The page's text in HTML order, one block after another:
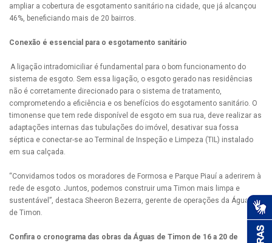
ampliar a cobertura de esgotamento sanitário na cidade, que já alcançou
46%, beneficiando mais de 20 bairros.
Conexão é essencial para o esgotamento sanitário
A ligação intradomiciliar é fundamental para o bom funcionamento do
sistema de esgoto. Sem essa ligação, o esgoto gerado nas residências
não é corretamente direcionado para o sistema de tratamento,
comprometendo a eficiência e os benefícios do esgotamento sanitário. O
timonense que tem rede disponível de esgoto em sua rua, deve realizar as
adaptações internas das tubulações do imóvel, desativar sua fossa
séptica e conectar-se ao Terminal de Inspeção e Limpeza (TIL) instalado
em sua calçada.
“Convidamos todos os moradores de Formosa e Parque Piauí a aderirem à
rede de esgoto. Juntos, podemos construir uma Timon mais limpa e
sustentável”, destaca Sheeron Bezerra, gerente de operações da Águas
de Timon.
Confira o cronograma das obras da Águas de Timon de 16 a 20 de